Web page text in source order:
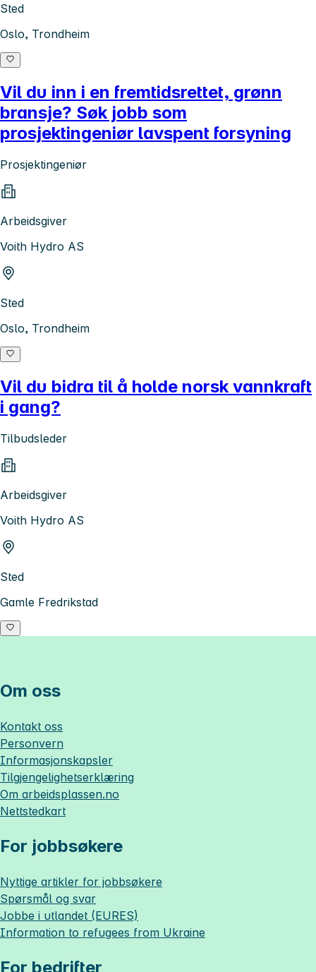
Sted
Oslo, Trondheim
Vil du inn i en fremtidsrettet, grønn
bransje? Søk jobb som
prosjektingeniør lavspent forsyning
Prosjektingeniør
Arbeidsgiver
Voith Hydro AS
Sted
Oslo, Trondheim
Vil du bidra til å holde norsk vannkraft
i gang?
Tilbudsleder
Arbeidsgiver
Voith Hydro AS
Sted
Gamle Fredrikstad
Om oss
Kontakt oss
Personvern
Informasjonskapsler
Tilgjengelighetserklæring
Om arbeidsplassen.no
Nettstedkart
For jobbsøkere
Nyttige artikler for jobbsøkere
Spørsmål og svar
Jobbe i utlandet (EURES)
Information to refugees from Ukraine
For bedrifter